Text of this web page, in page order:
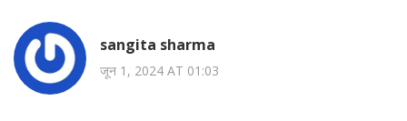
sangita sharma
जून 1, 2024 AT 01:03